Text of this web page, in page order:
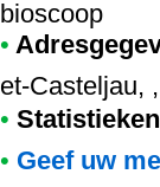
bioscoop
•
et-Casteljau,
•
• Geef uw